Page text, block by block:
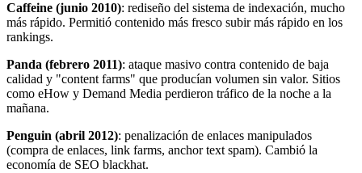
Caffeine (junio 2010): rediseño del sistema de indexación, mucho
más rápido. Permitió contenido más fresco subir más rápido en los
rankings.
Panda (febrero 2011): ataque masivo contra contenido de baja
calidad y "content farms" que producían volumen sin valor. Sitios
como eHow y Demand Media perdieron tráfico de la noche a la
mañana.
Penguin (abril 2012): penalización de enlaces manipulados
(compra de enlaces, link farms, anchor text spam). Cambió la
economía de SEO blackhat.